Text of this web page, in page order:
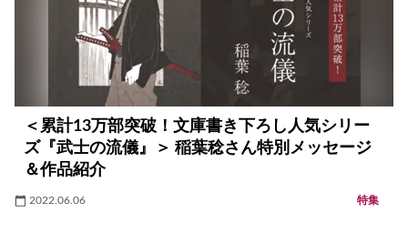
＜累計13万部突破！文庫書き下ろし人気シリー
ズ『武士の流儀』＞ 稲葉稔さん特別メッセージ
＆作品紹介
2022.06.06 特集